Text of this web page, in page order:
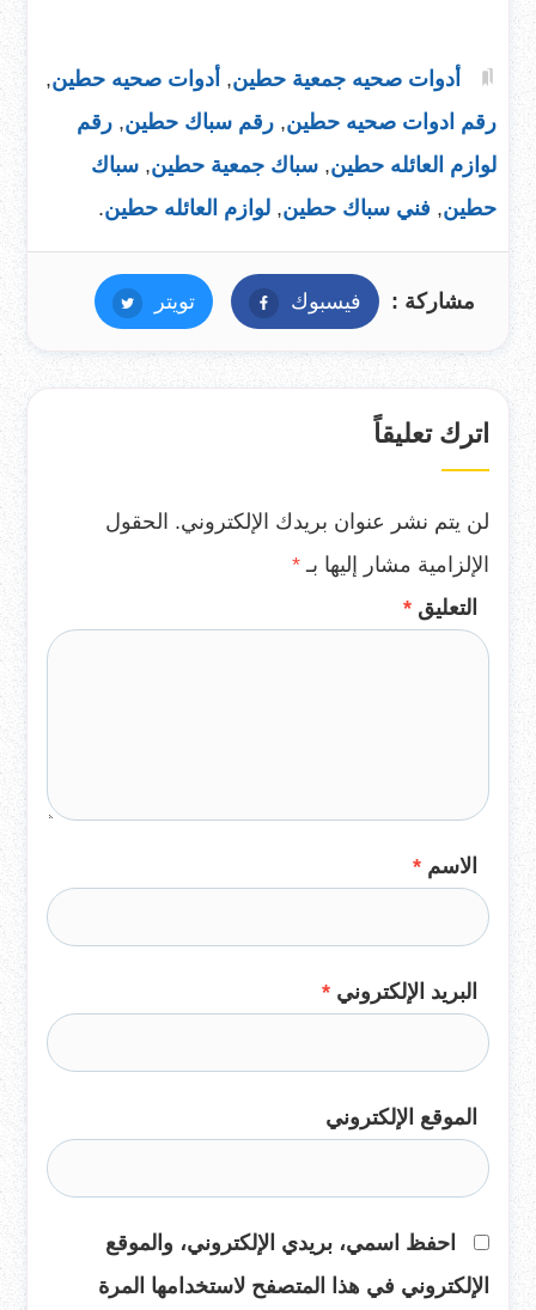
أدوات صحيه جمعية حطين, أدوات صحيه حطين,
رقم ادوات صحيه حطين, رقم سباك حطين, رقم
لوازم العائله حطين, سباك جمعية حطين, سباك
حطين, فني سباك حطين, لوازم العائله حطين.
مشاركة : فيسبوك فيسبوكتويتر تويتر
اترك تعليقاً
لن يتم نشر عنوان بريدك الإلكتروني. الحقول
الإلزامية مشار إليها بـ *
التعليق *
الاسم *
البريد الإلكتروني *
الموقع الإلكتروني
احفظ اسمي، بريدي الإلكتروني، والموقع
الإلكتروني في هذا المتصفح لاستخدامها المرة